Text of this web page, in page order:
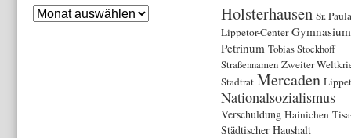
Holsterhausen Sr. Paula
Lippetor-Center Gymnasium
Petrinum Tobias Stockhoff
Straßennamen Zweiter
Stadtrat Mercaden
Nationalsozialismus
Verschuldung Hainichen
Städtischer Haushalt